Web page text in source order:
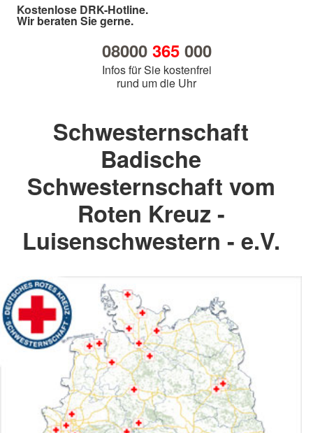
Kostenlose DRK-Hotline.
Wir beraten Sie gerne.
08000 365000
Infos für Sie kostenfrei
rund um die Uhr
Schwesternschaft
Badische
Schwesternschaft vom
Roten Kreuz -
Luisenschwestern - e.V.